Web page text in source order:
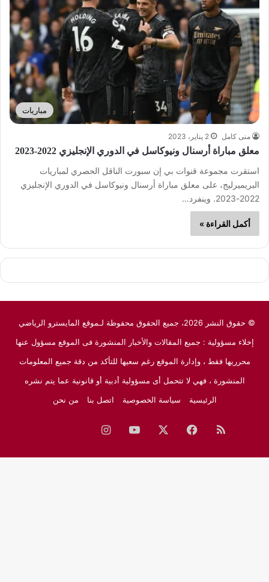
مباريات
منى كامل 2 يناير، 2023
معلق مباراة أرسنال ونيوكاسل في الدوري الإنجليزي 2022-2023
استقرت مجموعة قنوات بي إن سبورت الناقل الحصري لمباريات
البريميرليج، على معلق مباراة أرسنال ونيوكاسل في الدوري الإنجليزي
2022-2023. وينفرد…
أكمل القراءة »
© حقوق النشر 2026، جميع الحقوق محفوظة لـموقع المايسترو الرياضي
إخلاء مسؤولية : جميع المقالات والأخبار المنشورة فى الموقع مسؤول عنها
محرريها فقط ، وإدارة الموقع رغم سعيها للتأكد من دقة جميع المعلومات
المنشورة ، فهي لا تتحمل أى مسؤولية أدبية أو قانونية عما يتم نشره
الرئيسية
سياسة الخصوصية اتصل بنا من نحن
ملخص
الموقع
فيسبوك ‫YouTubeانستقرام
نيوز